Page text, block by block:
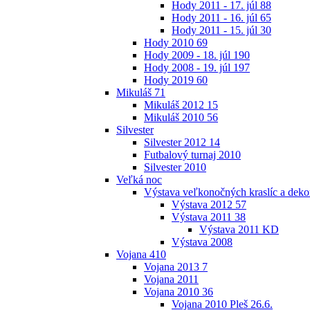
Hody 2011 - 17. júl 88
Hody 2011 - 16. júl 65
Hody 2011 - 15. júl 30
Hody 2010 69
Hody 2009 - 18. júl 190
Hody 2008 - 19. júl 197
Hody 2019 60
Mikuláš 71
Mikuláš 2012 15
Mikuláš 2010 56
Silvester
Silvester 2012 14
Futbalový turnaj 2010
Silvester 2010
Veľká noc
Výstava veľkonočných kraslíc a
Výstava 2012 57
Výstava 2011 38
Výstava 2011 KD
Výstava 2008
Vojana 410
Vojana 2013 7
Vojana 2011
Vojana 2010 36
Vojana 2010 Pleš 26.6.